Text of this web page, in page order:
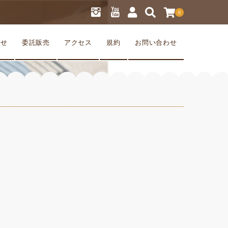
0
委託販売 アクセス 規約 お問い合わせ